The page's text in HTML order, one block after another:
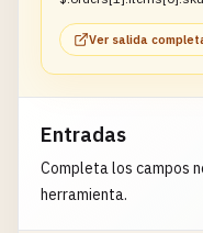
Ver salida
Entradas
Completa los campos
herramienta.